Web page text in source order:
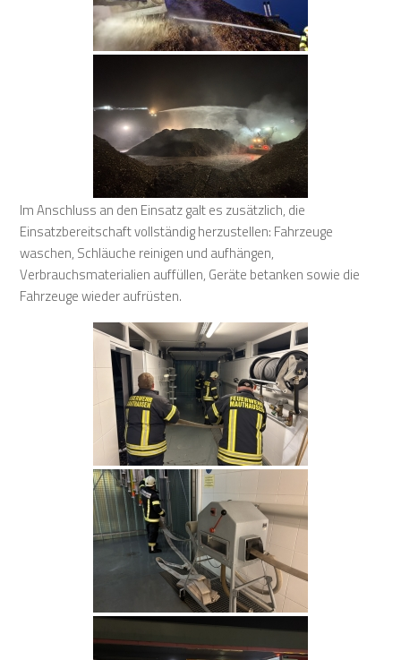
Im Anschluss an den Einsatz galt es zusätzlich, die
Einsatzbereitschaft vollständig herzustellen: Fahrzeuge
waschen, Schläuche reinigen und aufhängen,
Verbrauchsmaterialien auffüllen, Geräte betanken sowie die
Fahrzeuge wieder aufrüsten.